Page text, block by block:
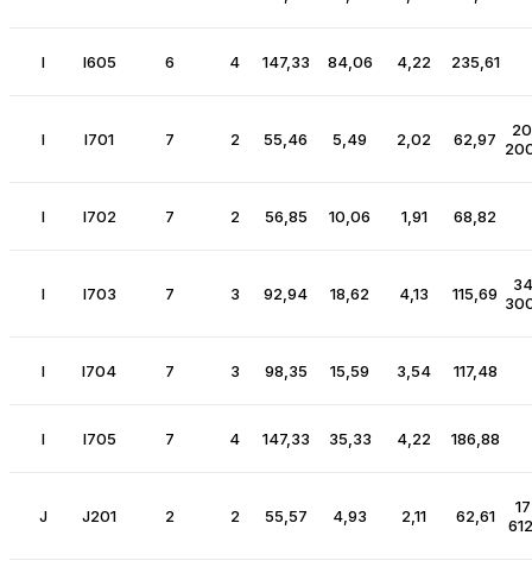
I I605 6 4 147,33 84,06 4,22 235,61
I I701 7 2 55,46 5,49 2,02 62,97
I I702 7 2 56,85 10,06 1,91 68,82
I I703 7 3 92,94 18,62 4,13 115,69
I I704 7 3 98,35 15,59 3,54 117,48
I I705 7 4 147,33 35,33 4,22 186,88
J J201 2 2 55,57 4,93 2,11 62,61